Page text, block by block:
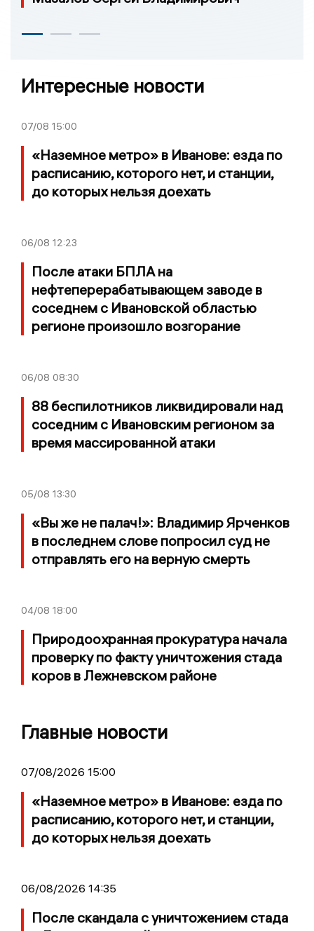
Интересные новости
07/08 15:00
«Наземное метро» в Иванове: езда по
расписанию, которого нет, и станции,
до которых нельзя доехать
06/08 12:23
После атаки БПЛА на
нефтеперерабатывающем заводе в
соседнем с Ивановской областью
регионе произошло возгорание
06/08 08:30
88 беспилотников ликвидировали над
соседним с Ивановским регионом за
время массированной атаки
05/08 13:30
«Вы же не палач!»: Владимир Ярченков
в последнем слове попросил суд не
отправлять его на верную смерть
04/08 18:00
Природоохранная прокуратура начала
проверку по факту уничтожения стада
коров в Лежневском районе
Главные новости
07/08/2026 15:00
«Наземное метро» в Иванове: езда по
расписанию, которого нет, и станции,
до которых нельзя доехать
06/08/2026 14:35
После скандала с уничтожением стада